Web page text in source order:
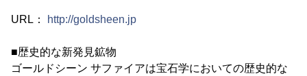
URL： http://goldsheen.jp
■歴史的な新発見鉱物
ゴールドシーン サファイアは宝石学においての歴史的な